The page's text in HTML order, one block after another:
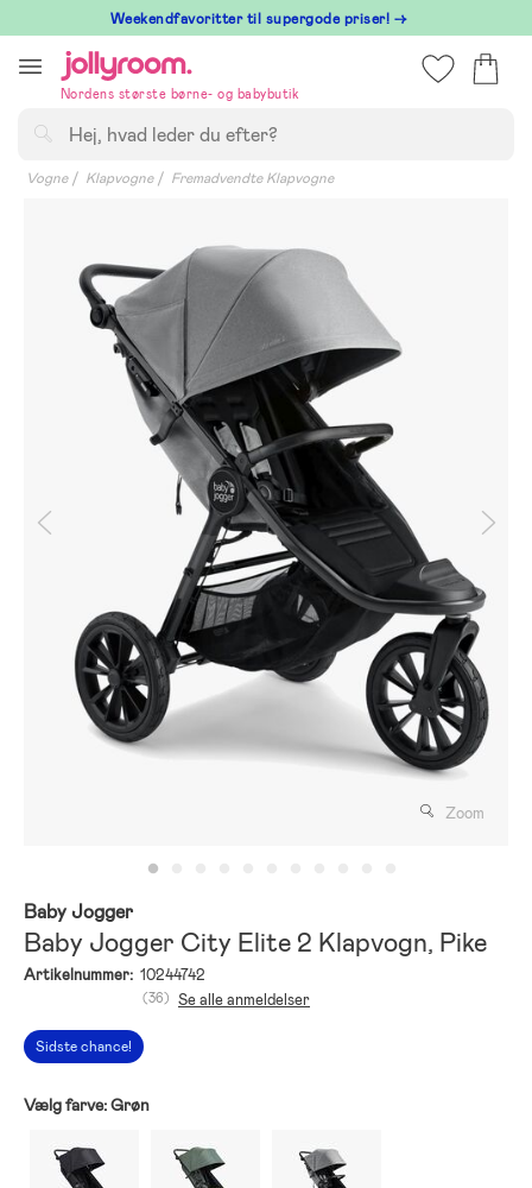
till
innehållet
⁠ Weekendfavoritter til supergode priser! →
Nordens største børne- og babybutik
Vogne Klapvogne Fremadvendte Klapvogne
Zoom
Baby Jogger
Baby Jogger City Elite 2 Klapvogn, Pike
Artikelnummer: 10244742
Sidste chance!
(36) Se alle anmeldelser
Vælg farve:Grøn